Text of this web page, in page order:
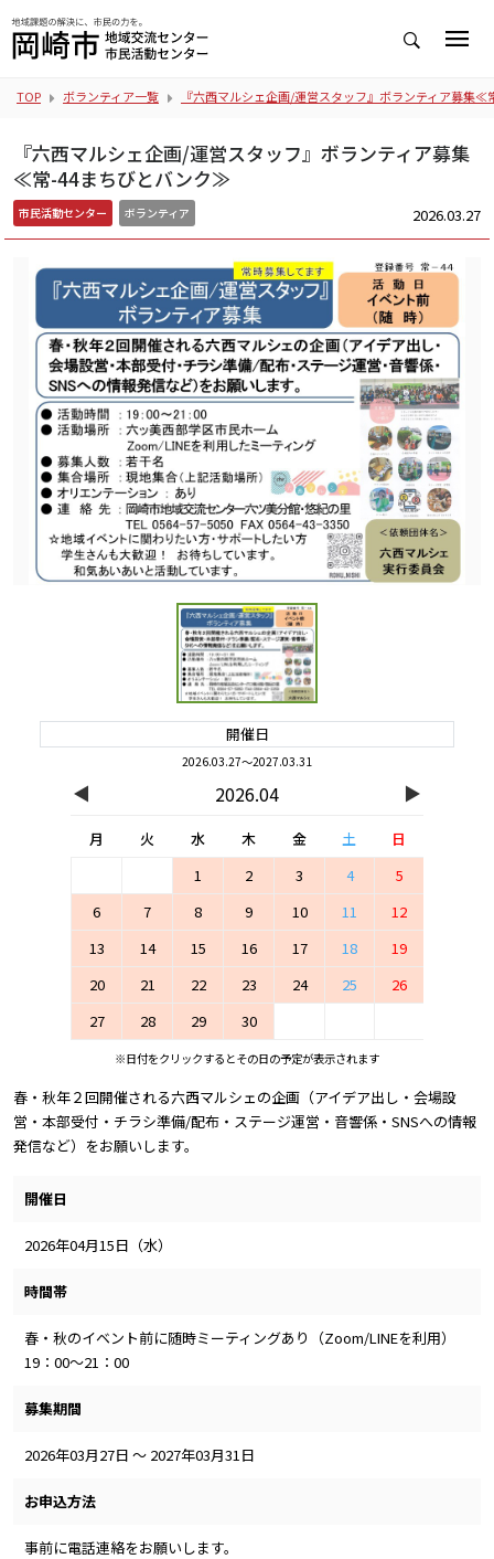
TOP ボランティア一覧 『六西マルシェ企画/運営スタッフ』ボランティア募集
『六西マルシェ企画/運営スタッフ』ボランティア募集
≪常-44まちびとバンク≫
市民活動センター ボランティア 2026.03.27
開催日
2026.03.27～2027.03.31
◀ 2026.04 ▶
月 火 水 木 金 土
日
1
2 3 4
5
6
7 8 9 10 11
12
13
14 15 16 17 18
19
20
21 22 23 24 25
26
27
28 29 30
※日付をクリックするとその日の予定が表示されます
春・秋年２回開催される六西マルシェの企画（アイデア出し・会場設
営・本部受付・チラシ準備/配布・ステージ運営・音響係・SNSへの情報
発信など）をお願いします。
開催日
2026年04月15日（水）
時間帯
春・秋のイベント前に随時ミーティングあり（Zoom/LINEを利用）
19：00～21：00
募集期間
2026年03月27日 ～ 2027年03月31日
お申込方法
事前に電話連絡をお願いします。